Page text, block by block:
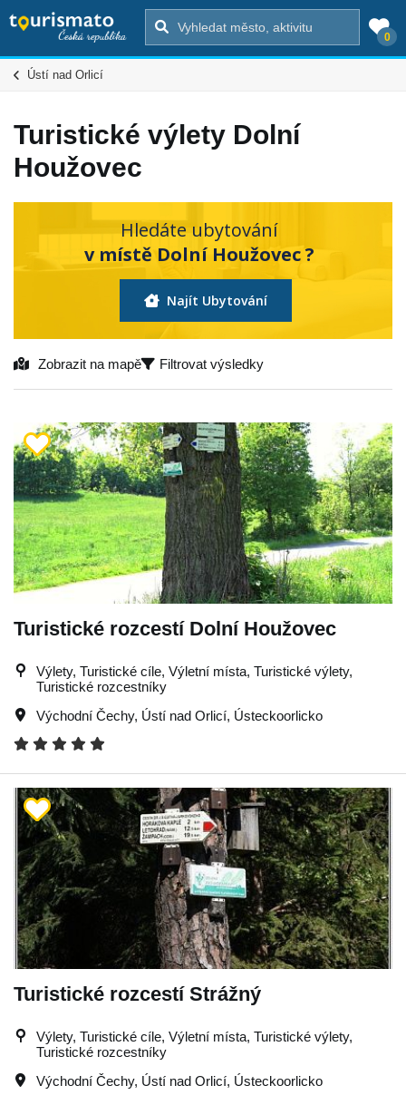
0
Ústí nad Orlicí
Turistické výlety Dolní
Houžovec
Hledáte ubytování
v místě Dolní Houžovec ?
Najít Ubytování
Zobrazit na mapě Filtrovat výsledky
Turistické rozcestí Dolní Houžovec
Výlety, Turistické cíle, Výletní místa, Turistické výlety,
Turistické rozcestníky
Východní Čechy, Ústí nad Orlicí, Ústeckoorlicko
Turistické rozcestí Strážný
Výlety, Turistické cíle, Výletní místa, Turistické výlety,
Turistické rozcestníky
Východní Čechy, Ústí nad Orlicí, Ústeckoorlicko